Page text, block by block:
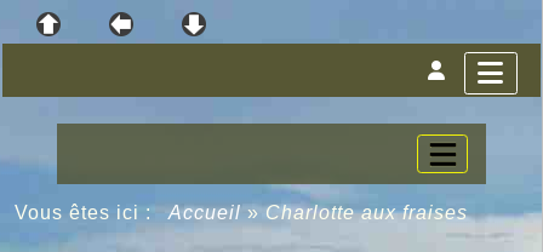
Vous êtes ici : Accueil »Charlotte aux fraises